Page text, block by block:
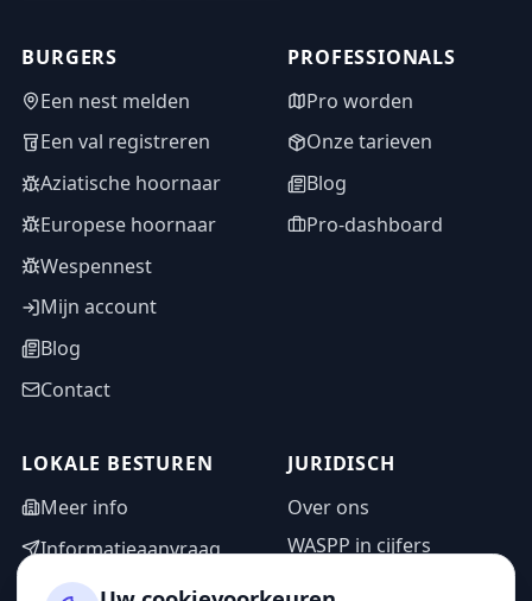
BURGERS
Een nest melden
Een val registreren
Aziatische hoornaar
Europese hoornaar
Wespennest
Mijn account
Blog
Contact
PROFESSIONALS
Pro worden
Onze tarieven
Blog
Pro-dashboard
LOKALE BESTUREN
Meer info
Informatieaanvraag
Adminzone
JURIDISCH
Over ons
WASPP in cijfers